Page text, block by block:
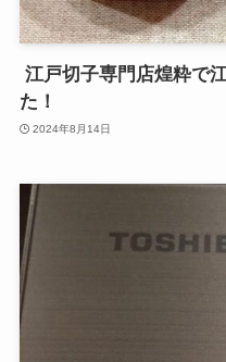
江戸切子専門店煌粋で
た！
2024年8月14日